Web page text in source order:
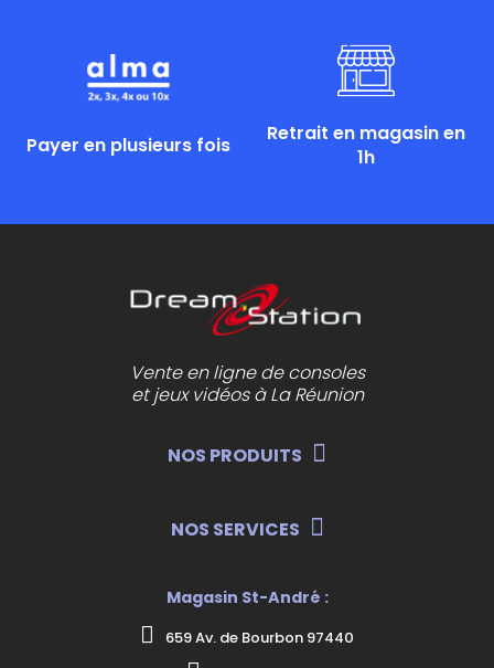
Payer en plusieurs fois
Retrait en magasin en
1h
Vente en ligne de consoles
et jeux vidéos à La Réunion
NOS PRODUITS
NOS SERVICES
Magasin St-André :
659 Av. de Bourbon 97440